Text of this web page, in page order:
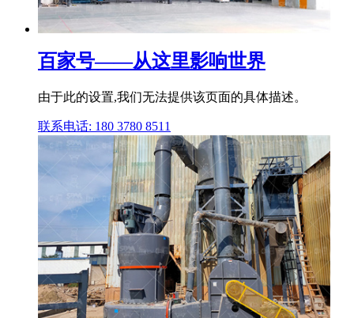
百家号——从这里影响世界
由于此的设置,我们无法提供该页面的具体描述。
联系电话: 180 3780 8511